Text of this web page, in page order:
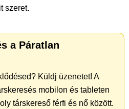
szeret.
a Páratlan
Küldj üzenetet! A
mobilon és tableten
társkereső férfi és nő között.